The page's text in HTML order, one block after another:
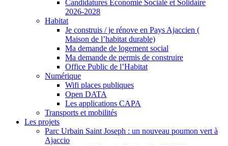
Candidatures Economie Sociale et Solidaire
2026-2028
Habitat
Je construis / je rénove en Pays Ajaccien (
Maison de l’habitat durable)
Ma demande de logement social
Ma demande de permis de construire
Office Public de l’Habitat
Numérique
Wifi places publiques
Open DATA
Les applications CAPA
Transports et mobilités
Les projets
Parc Urbain Saint Joseph : un nouveau poumon vert à
Ajaccio